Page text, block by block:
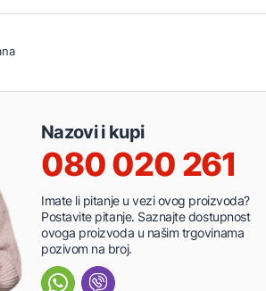
Nazovi i kupi
080 020 261
Imate li pitanje u vezi ovog proizvoda?
Postavite pitanje. Saznajte dostupnost
ovoga proizvoda u našim trgovinama
pozivom na broj.